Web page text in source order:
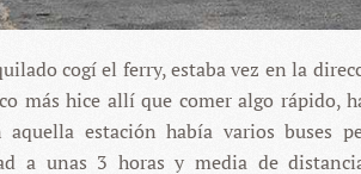
cogí el ferry, estaba vez en la
más hice allí que comer algo rápido,
aquella estación había varios
a unas 3 horas y media de